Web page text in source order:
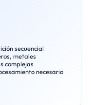
secuencial
metales
complejas
necesario